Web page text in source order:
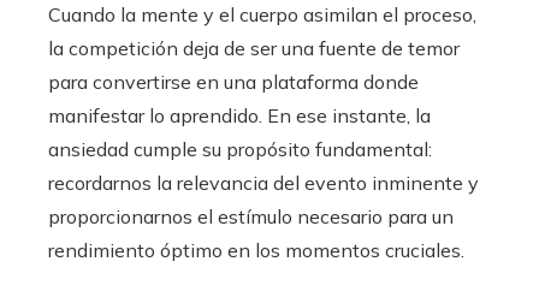
Cuando la mente y el cuerpo asimilan el proceso,
la competición deja de ser una fuente de temor
para convertirse en una plataforma donde
manifestar lo aprendido. En ese instante, la
ansiedad cumple su propósito fundamental:
recordarnos la relevancia del evento inminente y
proporcionarnos el estímulo necesario para un
rendimiento óptimo en los momentos cruciales.